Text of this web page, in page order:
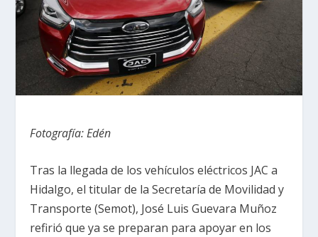
Fotografía: Edén
Tras la llegada de los vehículos eléctricos JAC a
Hidalgo, el titular de la Secretaría de Movilidad y
Transporte (Semot), José Luis Guevara Muñoz
refirió que ya se preparan para apoyar en los